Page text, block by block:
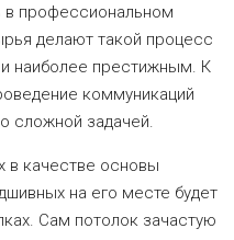
в профессиональном
делают такой процесс
наиболее престижным. К
коммуникаций
сложной задачей.
в качестве основы
на его месте будет
Сам потолок зачастую